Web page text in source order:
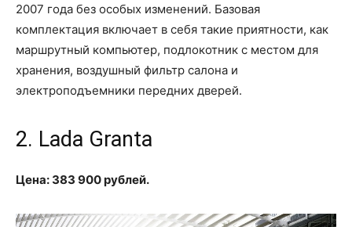
2007 года без особых изменений. Базовая
комплектация включает в себя такие приятности, как
маршрутный компьютер, подлокотник с местом для
хранения, воздушный фильтр салона и
электроподъемники передних дверей.
2. Lada Granta
Цена: 383 900 рублей.